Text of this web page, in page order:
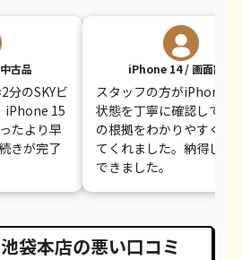
古品
分のSKYビ
iPhone 15
たより早
きが完了
iPhone 14 / 画面割れ
スタッフの方がiPhone
状態を丁寧に確認して、
の根拠をわかりやすく説
てくれました。納得して
できました。
袋本店の悪い口コミ